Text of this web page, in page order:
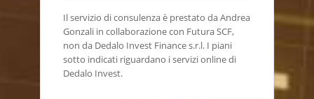
Il servizio di consulenza è prestato da Andrea
Gonzali in collaborazione con Futura SCF,
non da Dedalo Invest Finance s.r.l. I piani
sotto indicati riguardano i servizi online di
Dedalo Invest.